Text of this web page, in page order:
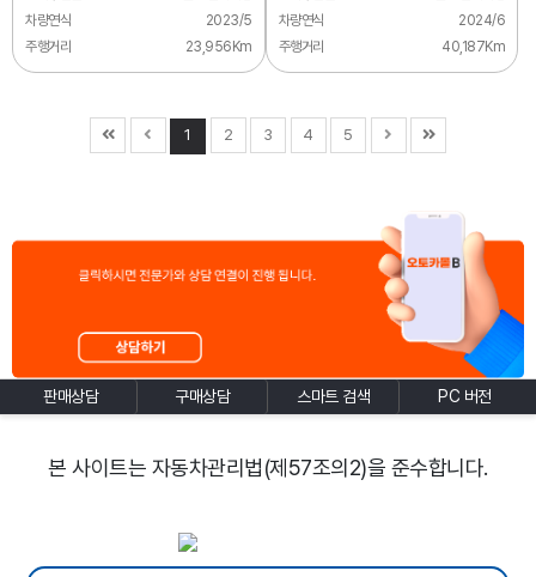
차량연식
2023/5
주행거리
23,956Km
차량연식
2024/6
주행거리
40,187Km
1 2 3 4 5
판매상담 구매상담 스마트 검색 PC 버전
본 사이트는 자동차관리법(제57조의2)을 준수합니다.